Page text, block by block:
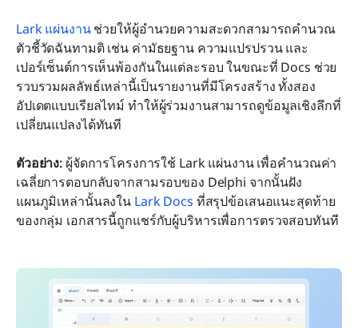
Lark แผ่นงาน ช่วยให้ผู้อำนวยความสะดวกสามารถคำนวณ
ตัวชี้วัดฉันทามติ เช่น ค่ามัธยฐาน ความแปรปรวน และ
เปอร์เซ็นต์การเห็นพ้องกันในแต่ละรอบ ในขณะที่ Docs ช่วย
รวบรวมผลลัพธ์เหล่านี้เป็นรายงานที่มีโครงสร้าง ทั้งสอง
อัปเดตแบบเรียลไทม์ ทำให้ผู้ร่วมงานสามารถดูข้อมูลเชิงลึกที่
เปลี่ยนแปลงได้ทันที
ตัวอย่าง: ผู้จัดการโครงการใช้ Lark แผ่นงาน เพื่อคำนวณค่า
เฉลี่ยการตอบกลับจากสามรอบของ Delphi จากนั้นฝัง
แผนภูมิเหล่านั้นลงใน Lark Docs ที่สรุปข้อเสนอแนะสุดท้าย
ของกลุ่ม เอกสารนี้ถูกแชร์กับผู้บริหารเพื่อการตรวจสอบทันที